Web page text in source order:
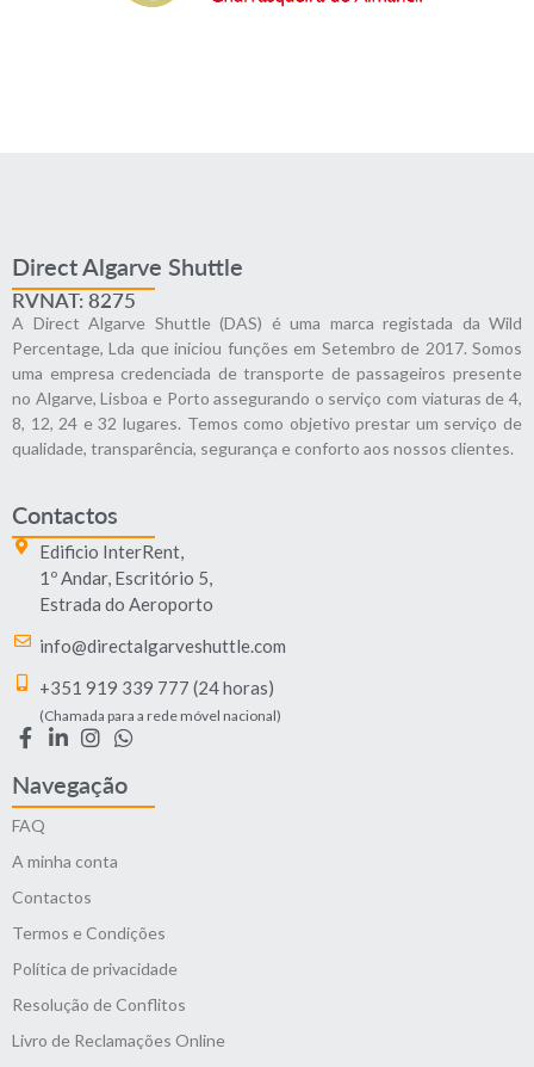
Direct Algarve Shuttle
RVNAT: 8275
A Direct Algarve Shuttle (DAS) é uma marca registada da Wild
Percentage, Lda que iniciou funções em Setembro de 2017. Somos
uma empresa credenciada de transporte de passageiros presente
no Algarve, Lisboa e Porto assegurando o serviço com viaturas de 4,
8, 12, 24 e 32 lugares. Temos como objetivo prestar um serviço de
qualidade, transparência, segurança e conforto aos nossos clientes.
Contactos
Edificio InterRent,
1º Andar, Escritório 5,
Estrada do Aeroporto
info@directalgarveshuttle.com
+351 919 339 777 (24 horas)
(Chamada para a rede móvel nacional)
Navegação
FAQ
A minha conta
Contactos
Termos e Condições
Política de privacidade
Resolução de Conflitos
Livro de Reclamações Online